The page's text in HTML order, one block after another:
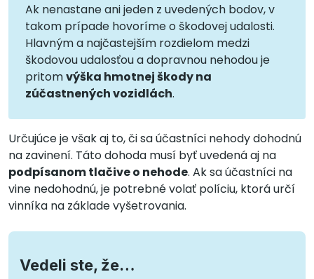
Ak nenastane ani jeden z uvedených bodov, v
takom prípade hovoríme o škodovej udalosti.
Hlavným a najčastejším rozdielom medzi
škodovou udalosťou a dopravnou nehodou je
pritomvýška hmotnej škody na
zúčastnených vozidlách.
Určujúce je však aj to, či sa účastníci nehody dohodnú
na zavinení. Táto dohoda musí byť uvedená aj na
podpísanom tlačive o nehode. Ak sa účastníci na
vine nedohodnú, je potrebné volať políciu, ktorá určí
vinníka na základe vyšetrovania.
Vedeli ste, že…